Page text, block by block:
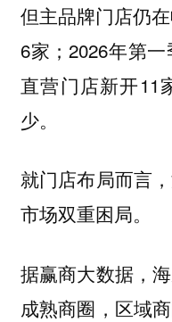
但主品牌门店仍
6家；2026年第
直营门店新开11
少。
就门店布局而言
市场双重困局。
据赢商大数据，
成熟商圈，区域